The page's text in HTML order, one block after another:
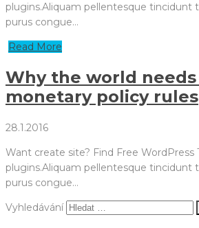
plugins.Aliquam pellentesque tincidunt
purus congue…
Read More
Why the world
monetary policy rules
28.1.2016
Want create site? Find Free WordPress
plugins.Aliquam pellentesque tincidunt
purus congue…
Vyhledávání